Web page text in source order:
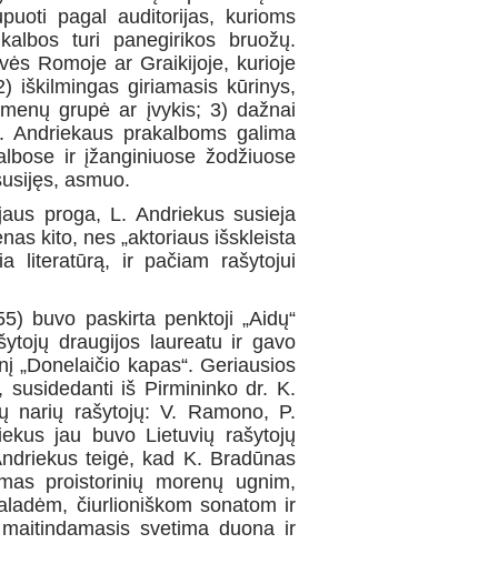
pagal audi­torijas, kurioms
turi pane­girikos bruožų.
Romoje ar Graikijoje, kurioje
iškilmingas giriamasis kūrinys,
grupė ar įvykis; 3) dažnai
prakalboms galima
ir įžangi­niuose žodžiuose
asmuo.
proga, L. Andriekus su­sieja
kito, nes „aktoriaus išskleista
literatūrą, ir pačiam rašytojui
buvo paskirta penktoji „Aidų“
draugijos laureatu ir gavo
„Donelaičio kapas“. Geriausios
susidedanti iš Pirmininko dr. K.
narių rašytojų: V. Ramono, P.
jau buvo Lietuvių rašytojų
teigė, kad K. Bradūnas
proistorinių morenų ugnim,
čiurlioniškom sonatom ir
svetima duona ir